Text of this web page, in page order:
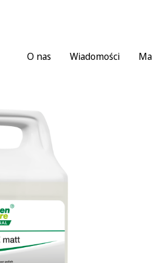
O nas Wiadomości